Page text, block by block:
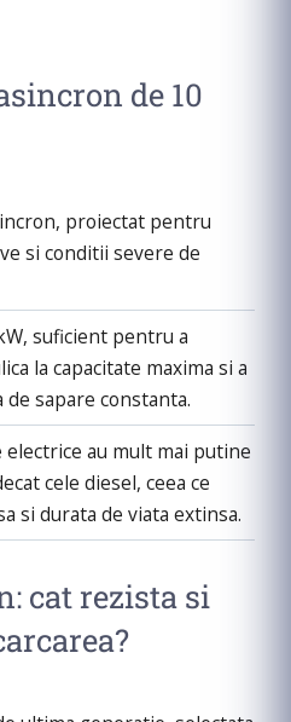
de 10
proiectat pentru
si conditii severe de
suficient pentru a
la capacitate maxima si a
sapare constanta.
electrice au mult mai putine
cele diesel, ceea ce
si durata de viata extinsa.
cat rezista si